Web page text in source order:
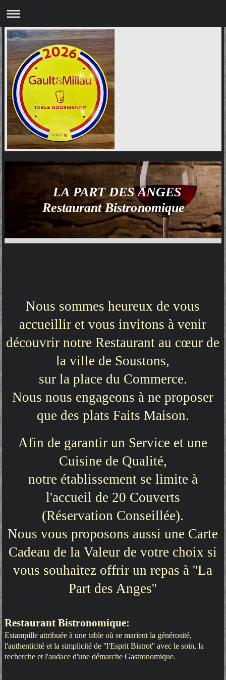
LA PART DES ANGES
Restaurant Bistronomique
Nous sommes heureux de vous
accueillir et vous invitons à venir
découvrir notre Restaurant au cœur de
la ville de Soustons,
sur la place du Commerce.
Nous nous engageons à ne proposer
que des plats Faits Maison.
Afin de garantir un Service et une
Cuisine de Qualité,
notre établissement se limite à
l'accueil de 20 Couverts
(Réservation Conseillée).
Nous vous proposons aussi une Carte
Cadeau de la Valeur de votre choix si
vous souhaitez offrir un repas à ''La
Part des Anges''
Restaurant Bistronomique:
Estampille attribuée à une table où se marient la générosité,
l'authenticité et la simplicité de ''l'Esprit Bistrot'' avec le soin, la
recherche et l'audace d'une démarche Gastronomique.